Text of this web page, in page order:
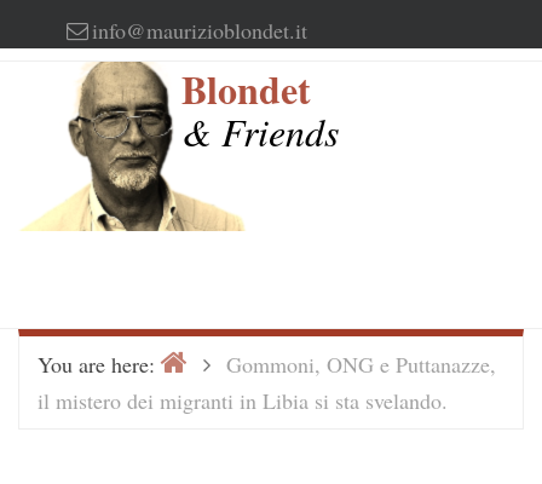
to
info@maurizioblondet.it
Blondet
& Friends
You are here: HomeGommoni, ONG e Puttanazze,
il mistero dei migranti in Libia si sta svelando.